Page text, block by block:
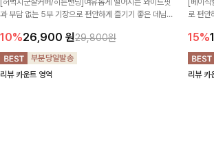
[허벅지군살커버/히든밴딩]여유롭게 떨어지는 와이드핏
과 부담 없는 5부 기장으로 편안하게 즐기기 좋은 데님
디한 무드로 연출
10%26,900 원29,800원
리뷰 카운트 영역
[베이직
로 편안
높게 즐
15%
리뷰 카